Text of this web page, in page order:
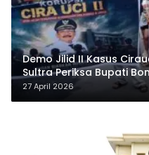
Demo Jilid II Kasus
Sultra Periksa Bupati
27 April 2026